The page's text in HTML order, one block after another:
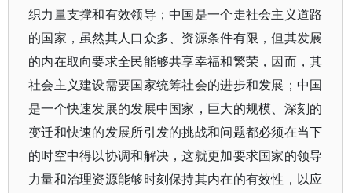
织力量支撑和有效领导；中国是一个走社会主义道路
的国家，虽然其人口众多、资源条件有限，但其发展
的内在取向要求全民能够共享幸福和繁荣，因而，其
社会主义建设需要国家统筹社会的进步和发展；中国
是一个快速发展的发展中国家，巨大的规模、深刻的
变迁和快速的发展所引发的挑战和问题都必须在当下
的时空中得以协调和解决，这就更加要求国家的领导
力量和治理资源能够时刻保持其内在的有效性，以应